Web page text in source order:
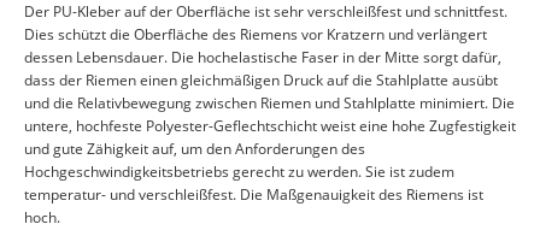
Der PU-Kleber auf der Oberfläche ist sehr verschleißfest und schnittfest.
Dies schützt die Oberfläche des Riemens vor Kratzern und verlängert
dessen Lebensdauer. Die hochelastische Faser in der Mitte sorgt dafür,
dass der Riemen einen gleichmäßigen Druck auf die Stahlplatte ausübt
und die Relativbewegung zwischen Riemen und Stahlplatte minimiert. Die
untere, hochfeste Polyester-Geflechtschicht weist eine hohe Zugfestigkeit
und gute Zähigkeit auf, um den Anforderungen des
Hochgeschwindigkeitsbetriebs gerecht zu werden. Sie ist zudem
temperatur- und verschleißfest. Die Maßgenauigkeit des Riemens ist
hoch.